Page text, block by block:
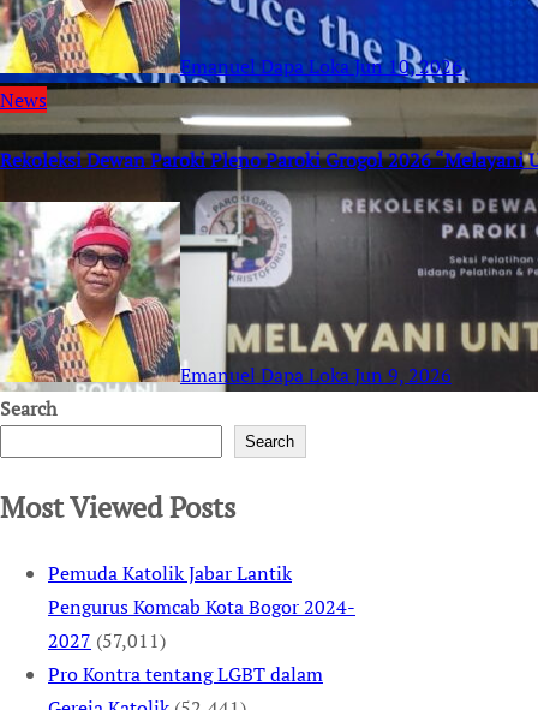
Emanuel Dapa LokaJun 10, 2026
News
Rekoleksi Dewan Paroki Pleno Paroki Grogol 2026 “Melayani
Emanuel Dapa LokaJun 9, 2026
Search
Search
Most Viewed Posts
Pemuda Katolik Jabar Lantik
Pengurus Komcab Kota Bogor 2024-
2027 (57,011)
Pro Kontra tentang LGBT dalam